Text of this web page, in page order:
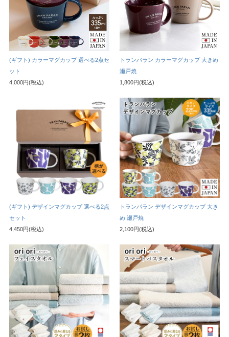
(ギフト) カラーマグカップ 選べる2点セ
ット
4,000円(税込)
トランパラン カラーマグカップ 大きめ
瀬戸焼
1,800円(税込)
(ギフト) デザインマグカップ 選べる2点
セット
4,450円(税込)
トランパラン デザインマグカップ 大き
め 瀬戸焼
2,100円(税込)